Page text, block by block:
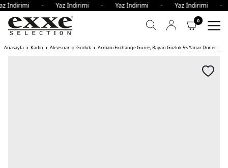
İndirimi - Yaz İndirimi - Yaz İndirimi - Yaz
0
Anasayfa Kadın Aksesuar Gözlük Armani Exchange Güneş Bayan Gözlük 55 Yanar Döner Gradya